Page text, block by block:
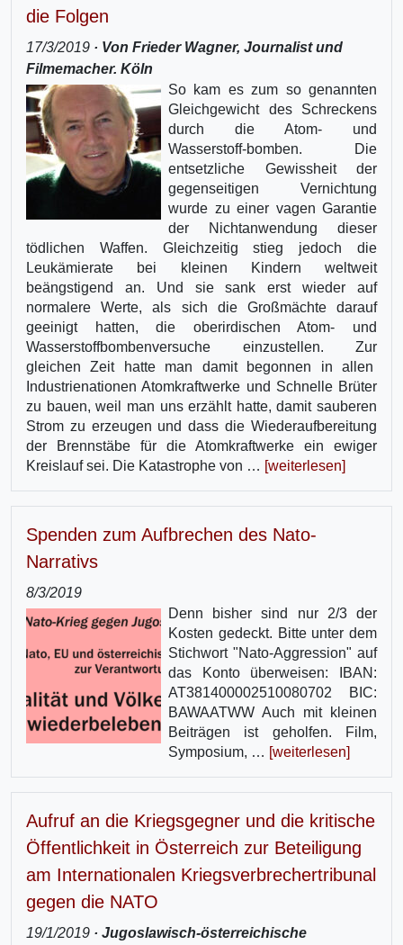
die Folgen
17/3/2019 · Von Frieder Wagner, Journalist und
Filmemacher. Köln
So kam es zum so genannten
Gleichgewicht des Schreckens
durch die Atom- und
Wasserstoff-bomben. Die
entsetzliche Gewissheit der
gegenseitigen Vernichtung
wurde zu einer vagen Garantie
der Nichtanwendung dieser
tödlichen Waffen. Gleichzeitig stieg jedoch die
Leukämierate bei kleinen Kindern weltweit
beängstigend an. Und sie sank erst wieder auf
normalere Werte, als sich die Großmächte darauf
geeinigt hatten, die oberirdischen Atom- und
Wasserstoffbombenversuche einzustellen. Zur
gleichen Zeit hatte man damit begonnen in allen
Industrienationen Atomkraftwerke und Schnelle Brüter
zu bauen, weil man uns erzählt hatte, damit sauberen
Strom zu erzeugen und dass die Wiederaufbereitung
der Brennstäbe für die Atomkraftwerke ein ewiger
Kreislauf sei. Die Katastrophe von … [weiterlesen]
Spenden zum Aufbrechen des Nato-
Narrativs
8/3/2019
Denn bisher sind nur 2/3 der
Kosten gedeckt. Bitte unter dem
Stichwort "Nato-Aggression" auf
das Konto überweisen: IBAN:
AT381400002510080702 BIC:
BAWAATWW Auch mit kleinen
Beiträgen ist geholfen. Film,
Symposium, … [weiterlesen]
Aufruf an die Kriegsgegner und die kritische
Öffentlichkeit in Österreich zur Beteiligung
am Internationalen Kriegsverbrechertribunal
gegen die NATO
19/1/2019 · Jugoslawisch-österreichische